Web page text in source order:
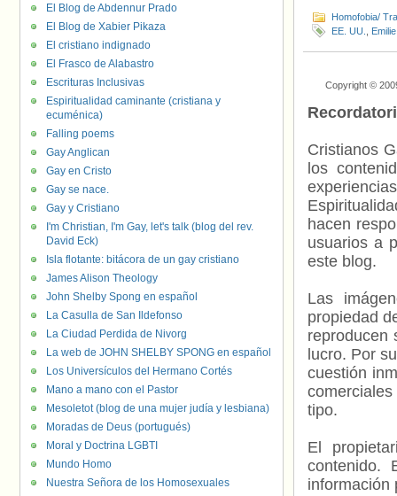
Homofobia/
EE. UU.
Copyright ©
Cristianos
los
hacen
usuarios a
este blog.
Las
propiedad
reproducen
lucro. Por
cuestión
tipo.
El
contenido.
información
El Blog de Abdennur Prado
El Blog de Xabier Pikaza
El cristiano indignado
El Frasco de Alabastro
Escrituras Inclusivas
Espiritualidad caminante (cristiana y
ecuménica)
Falling poems
Gay Anglican
Gay en Cristo
Gay se nace.
Gay y Cristiano
I'm Christian, I'm Gay, let's talk (blog del rev.
David Eck)
Isla flotante: bitácora de un gay cristiano
James Alison Theology
John Shelby Spong en español
La Casulla de San Ildefonso
La Ciudad Perdida de Nivorg
La web de JOHN SHELBY SPONG en español
Los Universículos del Hermano Cortés
Mano a mano con el Pastor
Mesoletot (blog de una mujer judía y lesbiana)
Moradas de Deus (portugués)
Moral y Doctrina LGBTI
Mundo Homo
Nuestra Señora de los Homosexuales